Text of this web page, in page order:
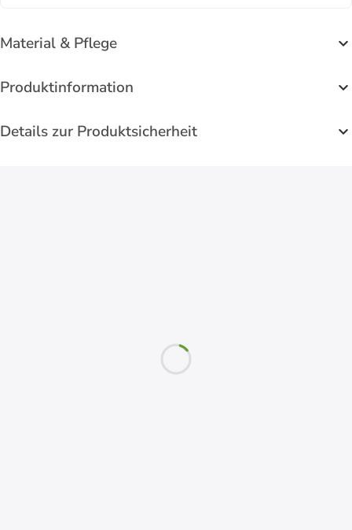
Material & Pflege
Produktinformation
Details zur Produktsicherheit